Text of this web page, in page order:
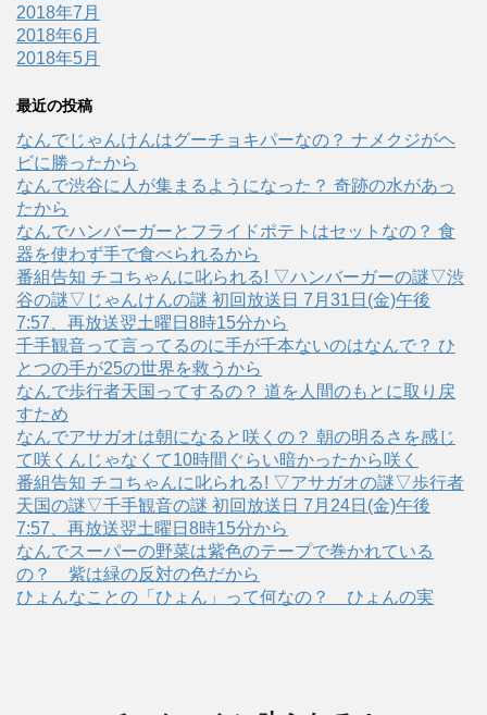
2018年7月
2018年6月
2018年5月
最近の投稿
なんでじゃんけんはグーチョキパーなの？ ナメクジがヘ
ビに勝ったから
なんで渋谷に人が集まるようになった？ 奇跡の水があっ
たから
なんでハンバーガーとフライドポテトはセットなの？ 食
器を使わず手で食べられるから
番組告知 チコちゃんに叱られる! ▽ハンバーガーの謎▽渋
谷の謎▽じゃんけんの謎 初回放送日 7月31日(金)午後
7:57、再放送翌土曜日8時15分から
千手観音って言ってるのに手が千本ないのはなんで？ ひ
とつの手が25の世界を救うから
なんで歩行者天国ってするの？ 道を人間のもとに取り戻
すため
なんでアサガオは朝になると咲くの？ 朝の明るさを感じ
て咲くんじゃなくて10時間ぐらい暗かったから咲く
番組告知 チコちゃんに叱られる! ▽アサガオの謎▽歩行者
天国の謎▽千手観音の謎 初回放送日 7月24日(金)午後
7:57、再放送翌土曜日8時15分から
なんでスーパーの野菜は紫色のテープで巻かれている
の？ 紫は緑の反対の色だから
ひょんなことの「ひょん」って何なの？ ひょんの実